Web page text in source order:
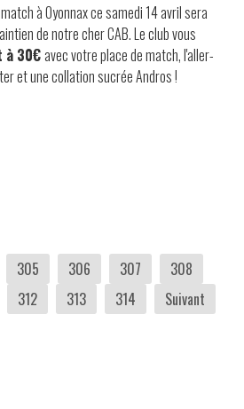
à Oyonnax ce samedi 14 avril sera
de notre cher CAB. Le club vous
à 30€avec votre place de match, l'aller-
et une collation sucrée Andros !
305 306 307
308
312 313 314
Suivant